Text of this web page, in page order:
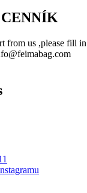
from us ,please fill